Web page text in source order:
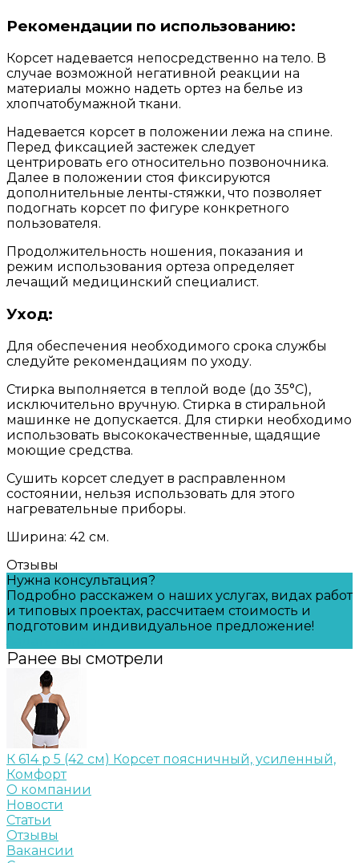
Рекомендации по использованию:
Корсет надевается непосредственно на тело. В
случае возможной негативной реакции на
материалы можно надеть ортез на белье из
хлопчатобумажной ткани.
Надевается корсет в положении лежа на спине.
Перед фиксацией застежек следует
центрировать его относительно позвоночника.
Далее в положении стоя фиксируются
дополнительные ленты-стяжки, что позволяет
подогнать корсет по фигуре конкретного
пользователя.
Продолжительность ношения, показания и
режим использования ортеза определяет
лечащий медицинский специалист.
Уход:
Для обеспечения необходимого срока службы
следуйте рекомендациям по уходу.
Стирка выполняется в теплой воде (до 35°С),
исключительно вручную. Стирка в стиральной
машинке не допускается. Для стирки необходимо
использовать высококачественные, щадящие
моющие средства.
Сушить корсет следует в расправленном
состоянии, нельзя использовать для этого
нагревательные приборы.
Ширина: 42 см.
Отзывы
Нужна консультация?
Подробно расскажем о наших услугах, видах работ
и типовых проектах, рассчитаем стоимость и
подготовим индивидуальное предложение!
Ранее вы смотрели
К 614 р 5 (42 см) Корсет поясничный, усиленный,
Комфорт
О компании
Новости
Статьи
Отзывы
Вакансии